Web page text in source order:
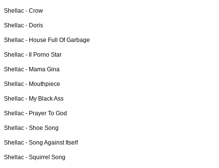
Shellac - Crow
Shellac - Doris
Shellac - House Full Of Garbage
Shellac - Il Porno Star
Shellac - Mama Gina
Shellac - Mouthpiece
Shellac - My Black Ass
Shellac - Prayer To God
Shellac - Shoe Song
Shellac - Song Against Itself
Shellac - Squirrel Song